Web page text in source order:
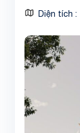
Diện tích